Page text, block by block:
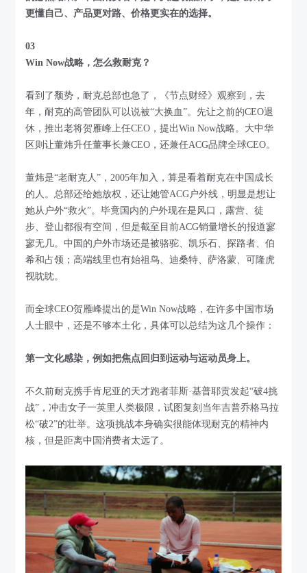
更懂自己、产品更对路、价格更实在的选择。
03
Win Now战略，怎么救耐克？
看到了颓势，耐克总部也急了，《节点财经》观察到，去
年，耐克的高管团队可以说被“大换血”。先让之前的CEO退
休，推出老将贺雁峰上任CEO，提出Win Now战略。大中华
区则让董炜升任董事长兼CEO，还兼任ACG品牌全球CEO。
董炜是“老耐克人”，2005年加入，算是看着耐克在中国成长
的人。总部还给她放权，还让她管ACG户外线，明显是想让
她从户外“救火”。毕竟国内的户外现在是风口，露营、徒
步、登山都很有空间，但是截至目前ACG销量增长的报道寥
寥无几。中国的户外市场还是被骆驼、凯乐石、探路者、伯
希和占领；高端线里也有始祖鸟、迪桑特、萨洛蒙、可隆虎
视眈眈。
而全球CEO贺雁峰提出的是Win Now战略，在许多中国市场
人士眼中，还是不够本土化，具体可以总结为这几个操作：
第一文化感染，例如把焦点回归到运动与运动员身上。
不久前耐克携手肯尼亚的天才跑者菲斯·基普耶贡发起“破4挑
战”，冲击女子一英里人类极限，试图复刻当年吉普乔格马拉
松“破2”的壮举。这项挑战本身确实很能体现耐克的精神内
核，但是距离中国消费者太远了。